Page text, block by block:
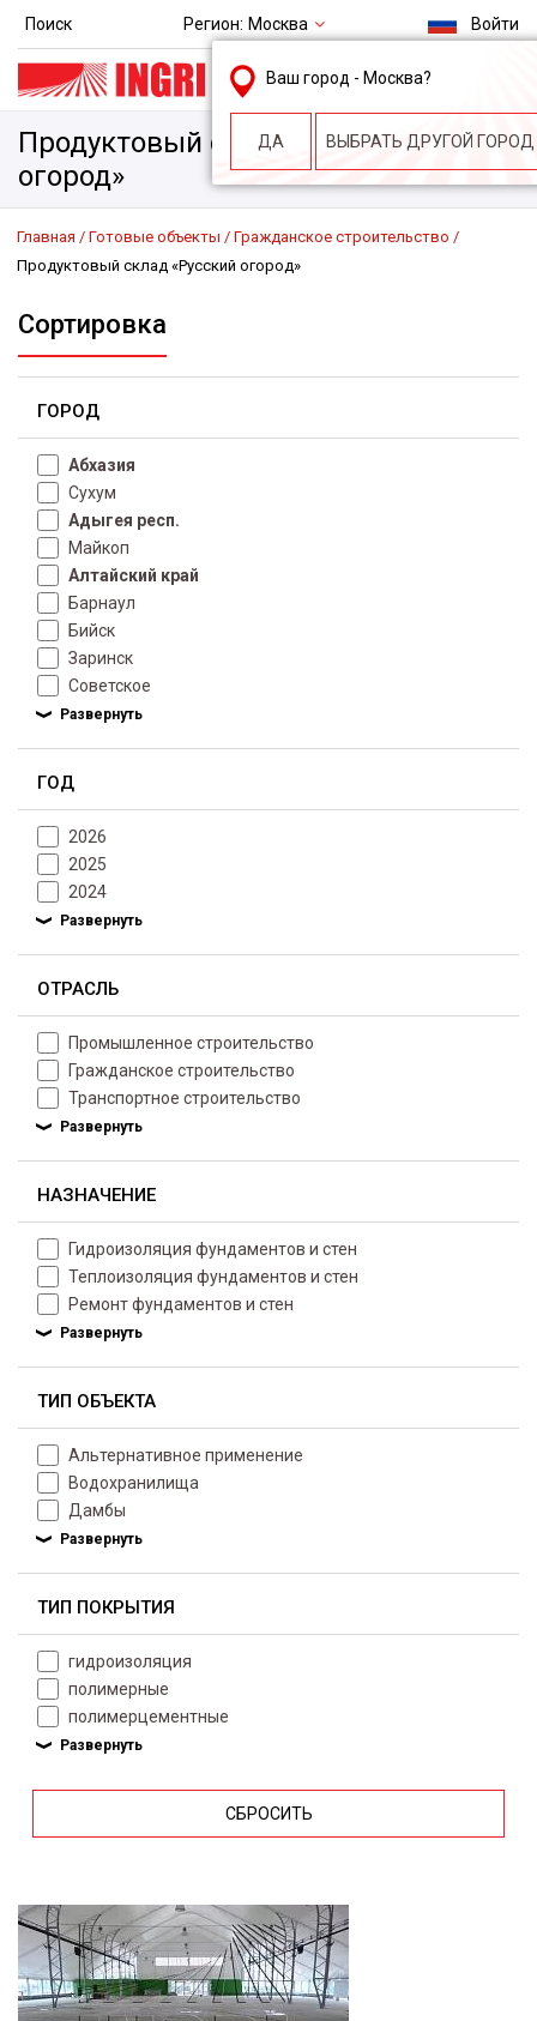
Поиск Регион: Москва
Ваш город - Москва?
ДА ВЫБРАТЬ ДРУГОЙ ГОРОД
Войти
msk@ingri.ru
пн. – пт.: 9.00-18.00
Продуктовый склад «Русский
огород»
Главная Готовые объекты
Гражданское строительство
Продуктовый склад «Русский огород»
Сортировка
ГОРОД
Абхазия
Сухум
Адыгея респ.
Майкоп
Алтайский край
Барнаул
Бийск
Заринск
Советское
ГОД
2026
2025
2024
ОТРАСЛЬ
Промышленное строительство
Гражданское строительство
Транспортное строительство
НАЗНАЧЕНИЕ
Гидроизоляция фундаментов и стен
Теплоизоляция фундаментов и стен
Ремонт фундаментов и стен
ТИП ОБЪЕКТА
Альтернативное применение
Водохранилища
Дамбы
ТИП ПОКРЫТИЯ
гидроизоляция
полимерные
полимерцементные
СБРОСИТЬ